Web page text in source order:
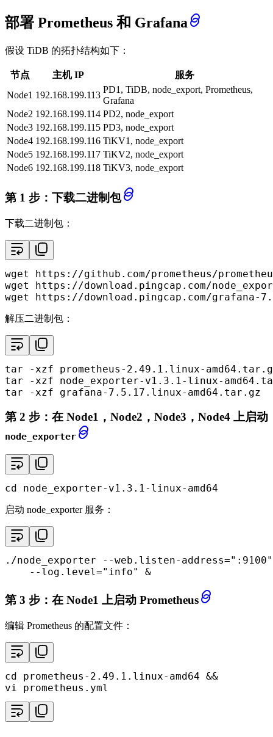
部署 Prometheus 和 Grafana
假设 TiDB 的拓扑结构如下：
节点 主机 IP
服务
Node1 192.168.199.113
PD1, TiDB, node_export, Prometheus,
Grafana
Node2 192.168.199.114 PD2, node_export
Node3 192.168.199.115 PD3, node_export
Node4 192.168.199.116 TiKV1, node_export
Node5 192.168.199.117 TiKV2, node_export
Node6 192.168.199.118 TiKV3, node_export
第 1 步：下载二进制包
下载二进制包：
wget https://github.com/prometheus/
wget https://download.pingcap.com/
wget https://download.pingcap.com/grafana-
解压二进制包：
tar -xzf prometheus-2.49.1.linux-
tar -xzf node_exporter-v1.3.1-linux-
tar -xzf grafana-7.5.17.linux-amd64.tar.gz
第 2 步：在 Node1，Node2，Node3，Node4 上启动
node_exporter
cd node_exporter-v1.3.1-linux-amd64
启动 node_exporter 服务：
./node_exporter --web.listen-address=":9100"
    --log.level=
"info" &
第 3 步：在 Node1 上启动 Prometheus
编辑 Prometheus 的配置文件：
cd prometheus-2.49.1.linux-amd64 &&
vi prometheus.yml